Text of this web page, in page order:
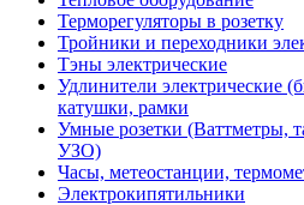
Терморегуляторы в розетку
Тройники и переходники
Тэны электрические
Удлинители электрические
катушки, рамки
Умные розетки (Ваттметры,
УЗО)
Часы, метеостанции,
Электрокипятильники